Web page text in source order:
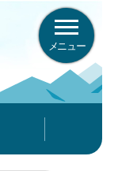
メニュー